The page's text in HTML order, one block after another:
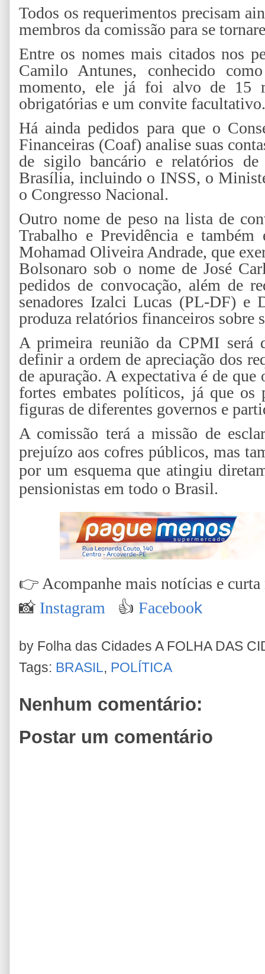
Todos os requerimentos precisam
membros da comissão para se
Entre os nomes mais citados nos
Camilo Antunes, conhecido
momento, ele já foi alvo de 15
obrigatórias e um convite facultativo.
Há ainda pedidos para que o
Financeiras (Coaf) analise suas
de sigilo bancário e relatórios
Brasília, incluindo o INSS, o
o Congresso Nacional.
Outro nome de peso na lista de
Trabalho e Previdência e também
Mohamad Oliveira Andrade, que
Bolsonaro sob o nome de José
pedidos de convocação, além de
senadores Izalci Lucas (PL-DF) e
produza relatórios financeiros sobre
A primeira reunião da CPMI será
definir a ordem de apreciação dos
de apuração. A expectativa é de
fortes embates políticos, já que os
figuras de diferentes governos e
A comissão terá a missão de
prejuízo aos cofres públicos, mas
por um esquema que atingiu
pensionistas em todo o Brasil.
👉 Acompanhe mais notícias e curta
📸 Instagram 👍 Facebook
by Folha das Cidades A FOLHA DAS
Tags: BRASIL, POLÍTICA
Nenhum comentário:
Postar um comentário